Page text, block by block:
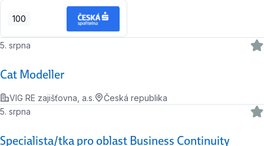
100
Cat Modeller
5. srpna
VIG RE zajišťovna, a.s. Česká republika
Specialista/tka pro oblast Business Continuity
5. srpna